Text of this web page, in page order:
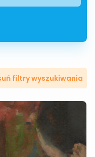
filtry wyszukiwania